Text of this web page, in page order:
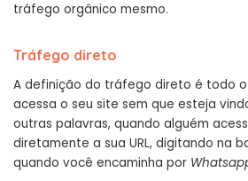
tráfego orgânico mesmo.
Tráfego direto
A definição do tráfego direto é todo
acessa o seu site sem que esteja
outras palavras, quando alguém
diretamente a sua URL, digitando na
quando você encaminha por